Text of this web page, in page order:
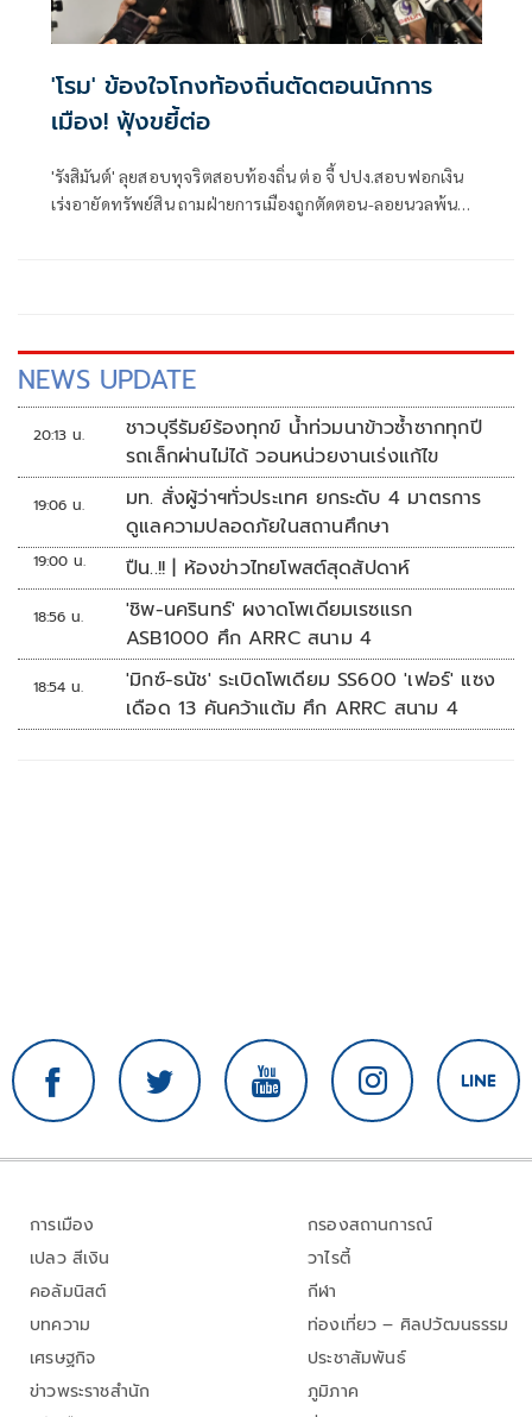
'โรม' ข้องใจโกงท้องถิ่นตัดตอนนักการ
เมือง! ฟุ้งขยี้ต่อ
'รังสิมันต์' ลุยสอบทุจริตสอบท้องถิ่น ต่อ จี้ ปปง.สอบฟอกเงิน
เร่งอายัดทรัพย์สิน ถามฝ่ายการเมืองถูกตัดตอน-ลอยนวลพ้นผิด
NEWS UPDATE
20:13 น.
ชาวบุรีรัมย์ร้องทุกข์ น้ำท่วมนาข้าวซ้ำซากทุกปี
รถเล็กผ่านไม่ได้ วอนหน่วยงานเร่งแก้ไข
19:06 น.
มท. สั่งผู้ว่าฯทั่วประเทศ ยกระดับ 4 มาตรการ
ดูแลความปลอดภัยในสถานศึกษา
19:00 น. ปืน..!! | ห้องข่าวไทยโพสต์สุดสัปดาห์
18:56 น.
'ชิพ-นครินทร์' ผงาดโพเดียมเรซแรก
ASB1000 ศึก ARRC สนาม 4
18:54 น.
'มิกซ์-ธนัช' ระเบิดโพเดียม SS600 'เฟอร์' แซง
เดือด 13 คันคว้าแต้ม ศึก ARRC สนาม 4
การเมือง
เปลว สีเงิน
คอลัมนิสต์
บทความ
เศรษฐกิจ
ข่าวพระราชสำนัก
กรองสถานการณ์
วาไรตี้
กีฬา
ท่องเที่ยว – ศิลปวัฒนธรรม
ประชาสัมพันธ์
ภูมิภาค